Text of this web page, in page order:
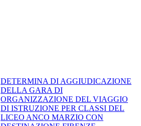
DETERMINA DI AGGIUDICAZIONE
DELLA GARA DI
ORGANIZZAZIONE DEL VIAGGIO
DI ISTRUZIONE PER CLASSI DEL
LICEO ANCO MARZIO CON